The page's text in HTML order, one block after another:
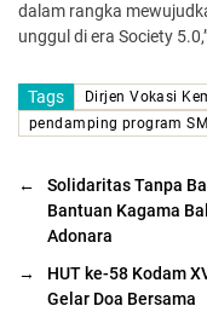
dalam rangka
unggul di era Society
Tags Dirjen Vokasi
pendamping program
←
Solidaritas Tanpa
Bantuan Kagama
Adonara
→
HUT ke-58 Kodam
Gelar Doa Bersama